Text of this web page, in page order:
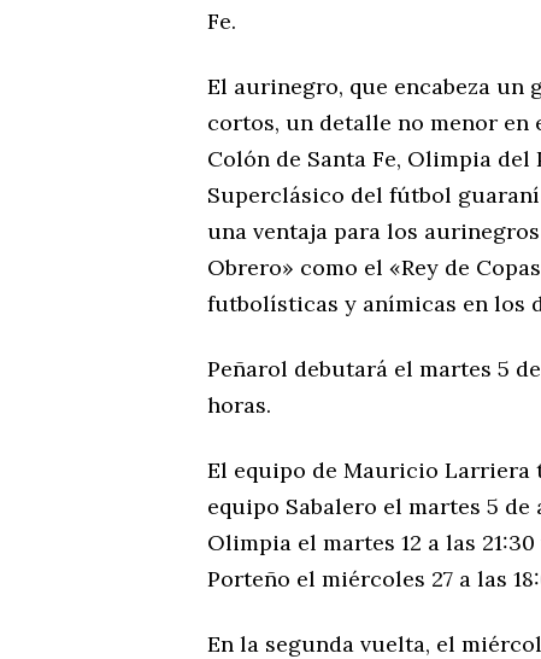
Fe.
El aurinegro, que encabeza un
cortos, un detalle no menor
Colón de Santa Fe, Olimpia
Superclásico del fútbol
una ventaja para los
Obrero» como el «Rey de
futbolísticas y anímicas en los
Peñarol debutará el martes 5
horas.
El equipo de Mauricio Larriera
equipo Sabalero el martes 5 de
Olimpia el martes 12 a las
Porteño el miércoles 27 a las
En la segunda vuelta, el